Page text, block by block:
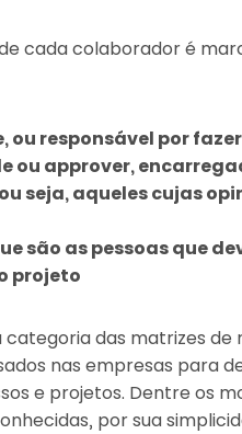
cada colaborador é
ou responsável por
ou approver,
seja, aqueles cujas
são as pessoas que
projeto
categoria das matrizes de
nas empresas para
e projetos. Dentre os
por sua